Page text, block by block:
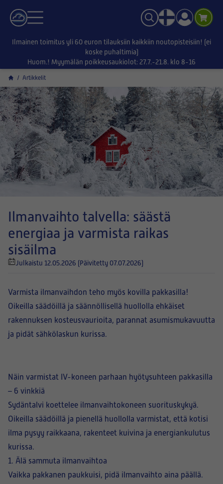
Ilmainen toimitus yli 60 euron tilauksiin kaikkiin noutopisteisiin! (ei
koske puhaltimia)
Huom.! Myymälän poikkeusaukiolot: 27.7.-21.8. klo 8-16
/ Artikkelit
Ilmanvaihto talvella: säästä
energiaa ja varmista raikas
sisäilma
Julkaistu 12.05.2026 (Päivitetty 07.07.2026)
Varmista ilmanvaihdon teho myös kovilla pakkasilla!
Oikeilla säädöillä ja säännöllisellä huollolla ehkäiset
rakennuksen kosteusvaurioita, parannat asumismukavuutta
ja pidät sähkölaskun kurissa.
Näin varmistat IV-koneen parhaan hyötysuhteen pakkasilla
– 6 vinkkiä
Sydäntalvi koettelee ilmanvaihtokoneen suorituskykyä.
Oikeilla säädöillä ja pienellä huollolla varmistat, että kotisi
ilma pysyy raikkaana, rakenteet kuivina ja energiankulutus
kurissa.
1. Älä sammuta ilmanvaihtoa
Vaikka pakkanen paukkuisi, pidä ilmanvaihto aina päällä.